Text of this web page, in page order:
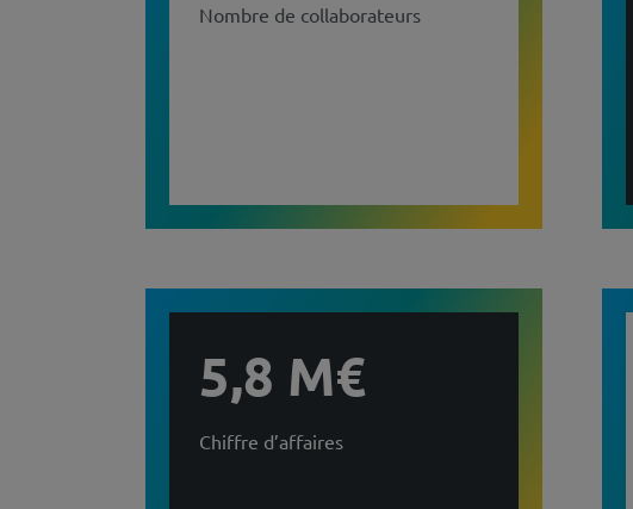
Nombre de collaborateurs
5,8 M€
Chiffre d’affaires